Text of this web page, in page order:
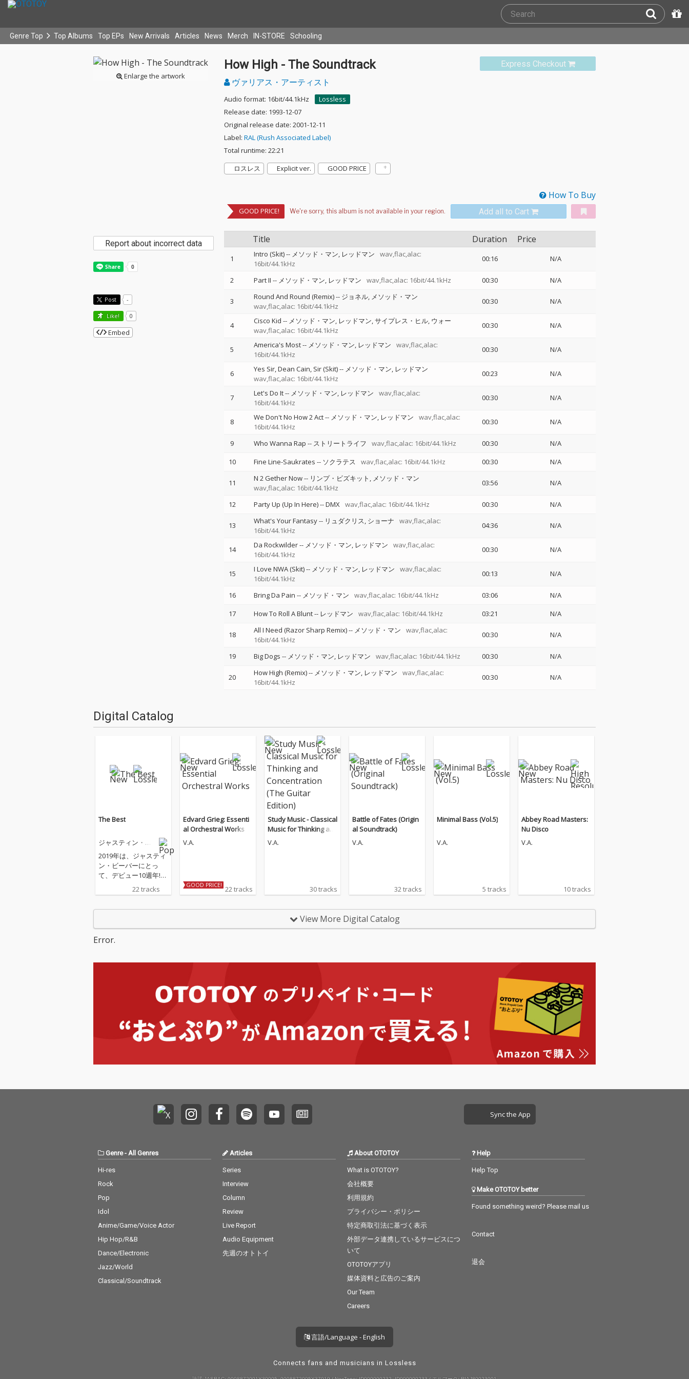
Genre Top Top Albums Top EPs New Arrivals Articles News Merch IN-STORE Schooling
Enlarge the artwork
Express Checkout
How High - The Soundtrack
ヴァリアス・アーティスト
Audio format: 16bit/44.1kHz
Lossless
Release date: 1993-12-07
Original release date: 2001-12-11
Label: RAL (Rush Associated Label)
Total runtime: 22:21
ロスレス
Explicit ver. GOOD PRICE
How To Buy
GOOD PRICE! Add all to Cart
Title Duration Price
1 Intro (Skit)-- メソッド・マン レッドマン
wav,flac,alac:
16bit/44.1kHz
00:16 N/A
2 Part II -- メソッド・マン レッドマン wav,flac,alac: 16bit/44.1kHz 00:30 N/A
3 Round And Round (Remix)-- ジョネル メソッド・マン
wav,flac,alac: 16bit/44.1kHz
00:30 N/A
4 Cisco Kid -- メソッド・マン レッドマン サイプレス・ヒル ウォー
wav,flac,alac: 16bit/44.1kHz
00:30 N/A
5 America's Most-- メソッド・マン レッドマン
wav,flac,alac:
16bit/44.1kHz
00:30 N/A
6 Yes Sir, Dean Cain, Sir (Skit)-- メソッド・マン レッドマン
wav,flac,alac: 16bit/44.1kHz
00:23 N/A
7 Let's Do It-- メソッド・マン レッドマン
wav,flac,alac:
16bit/44.1kHz
00:30 N/A
8 We Don't No How 2 Act-- メソッド・マン レッドマン
wav,flac,alac:
16bit/44.1kHz
00:30 N/A
9 Who Wanna Rap -- ストリートライフ wav,flac,alac: 16bit/44.1kHz 00:30
N/A
10
Fine Line-Saukrates -- ソクラテス wav,flac,alac: 16bit/44.1kHz 00:30 N/A
11 N 2 Gether Now-- リンプ・ビズキット
メソッド・マン
wav,flac,alac: 16bit/44.1kHz
03:56 N/A
12 Party Up (Up In Here)--DMX wav,flac,alac: 16bit/44.1kHz 00:30 N/A
13 What's Your Fantasy-- リュダクリス ショーナ
wav,flac,alac:
16bit/44.1kHz
04:36 N/A
14 Da Rockwilder-- メソッド・マン レッドマン
wav,flac,alac:
16bit/44.1kHz
00:30 N/A
15 I Love NWA (Skit)-- メソッド・マン レッドマン
wav,flac,alac:
16bit/44.1kHz
00:13 N/A
16 Bring Da Pain -- メソッド・マン wav,flac,alac: 16bit/44.1kHz 03:06
N/A
17
How To Roll A Blunt-- レッドマン wav,flac,alac: 16bit/44.1kHz 03:21 N/A
18 All I Need (Razor Sharp Remix)-- メソッド・マン
wav,flac,alac:
16bit/44.1kHz
00:30 N/A
19 Big Dogs -- メソッド・マン レッドマン wav,flac,alac: 16bit/44.1kHz 00:30 N/A
20 How High (Remix)-- メソッド・マン レッドマン
wav,flac,alac:
16bit/44.1kHz
00:30 N/A
Report about incorrect data
Post -
Like! 0
Embed
Digital Catalog
The Best
ジャスティン・ビ
2019年は、ジャスティ
ン・ビーバーにとっ
て、デビュー10週年!こ
れまでのジャスティン
のキャリアを総括し
22 tracks
Edvard Grieg: Essenti
al Orchestral Works
V.A.
GOOD PRICE! 22 tracks
Study Music - Classical
Music for Thinking an
d Concentration (The
V.A.
30 tracks
Battle of Fates (Origin
al Soundtrack)
V.A.
32 tracks
Minimal Bass (Vol.5)
V.A.
5 tracks
Abbey Road Masters:
Nu Disco
V.A.
10 tracks
View More Digital Catalog
Error.
Sync the App
Genre- All Genres
Hi-res
Rock
Pop
Idol
Anime/Game/Voice Actor
Hip Hop/R&B
Dance/Electronic
Jazz/World
Classical/Soundtrack
Articles
Series
Interview
Column
Review
Live Report
Audio Equipment
先週のオトトイ
About OTOTOY
What is OTOTOY?
会社概要
利用規約
プライバシー・ポリシー
特定商取引法に基づく表示
外部データ連携しているサービスにつ
いて
OTOTOYアプリ
媒体資料と広告のご案内
Our Team
Careers
Help
Help Top
Make OTOTOY better
Found something weird? Please mail us
Contact
退会
言語/Language - English
Connects fans and musicians in Lossless